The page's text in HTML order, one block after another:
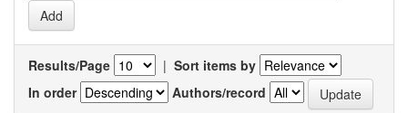
Results/Page | Sort items by
In order
Authors/record